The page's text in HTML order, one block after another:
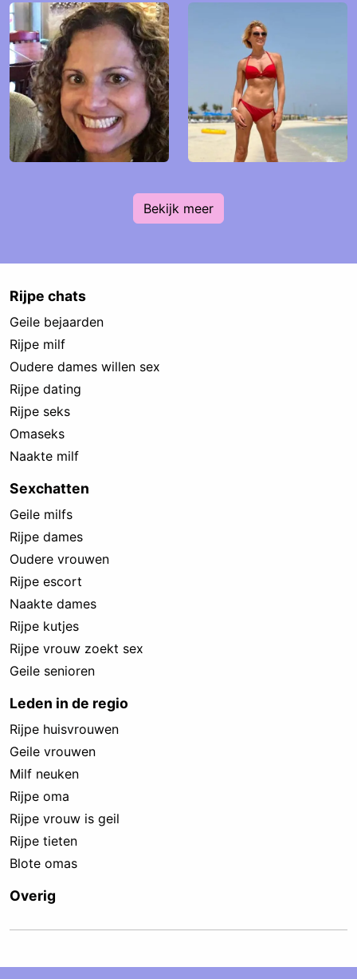
Bekijk meer
Rijpe chats
Geile bejaarden
Rijpe milf
Oudere dames willen sex
Rijpe dating
Rijpe seks
Omaseks
Naakte milf
Sexchatten
Geile milfs
Rijpe dames
Oudere vrouwen
Rijpe escort
Naakte dames
Rijpe kutjes
Rijpe vrouw zoekt sex
Geile senioren
Leden in de regio
Rijpe huisvrouwen
Geile vrouwen
Milf neuken
Rijpe oma
Rijpe vrouw is geil
Rijpe tieten
Blote omas
Overig